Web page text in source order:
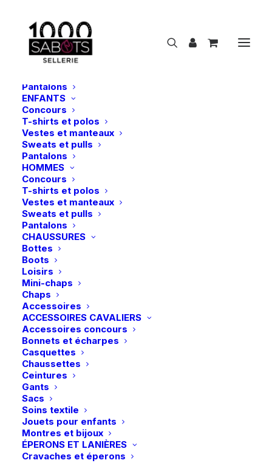
FEMMES
Concours
T-shirts et polos
Vestes et manteaux
Pantalons
ENFANTS
Concours
T-shirts et polos
Vestes et manteaux
Sweats et pulls
Pantalons
HOMMES
Concours
T-shirts et polos
Vestes et manteaux
Sweats et pulls
Pantalons
CHAUSSURES
Bottes
Boots
Loisirs
Mini-chaps
Chaps
Accessoires
ACCESSOIRES CAVALIERS
Accessoires concours
Bonnets et écharpes
Casquettes
Chaussettes
Ceintures
Gants
Sacs
Soins textile
Jouets pour enfants
Montres et bijoux
ÉPERONS ET LANIÈRES
Cravaches et éperons
Waldhausen | Cuillère à mash – Gris
Accueil Waldhausen | Cuillère à mash – Gris